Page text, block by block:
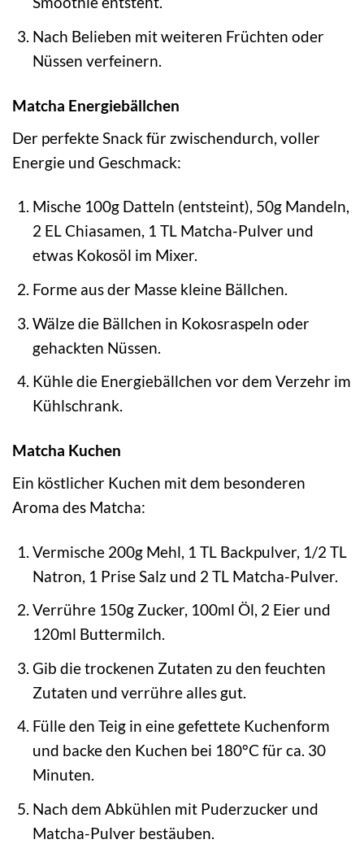
Nach Belieben mit weiteren Früchten oder
Nüssen verfeinern.
Matcha Energiebällchen
Der perfekte Snack für zwischendurch, voller
Energie und Geschmack:
Mische 100g Datteln (entsteint), 50g Mandeln,
2 EL Chiasamen, 1 TL Matcha-Pulver und
etwas Kokosöl im Mixer.
Forme aus der Masse kleine Bällchen.
Wälze die Bällchen in Kokosraspeln oder
gehackten Nüssen.
Kühle die Energiebällchen vor dem Verzehr im
Kühlschrank.
Matcha Kuchen
Ein köstlicher Kuchen mit dem besonderen
Aroma des Matcha:
Vermische 200g Mehl, 1 TL Backpulver, 1/2 TL
Natron, 1 Prise Salz und 2 TL Matcha-Pulver.
Verrühre 150g Zucker, 100ml Öl, 2 Eier und
120ml Buttermilch.
Gib die trockenen Zutaten zu den feuchten
Zutaten und verrühre alles gut.
Fülle den Teig in eine gefettete Kuchenform
und backe den Kuchen bei 180°C für ca. 30
Minuten.
Nach dem Abkühlen mit Puderzucker und
Matcha-Pulver bestäuben.